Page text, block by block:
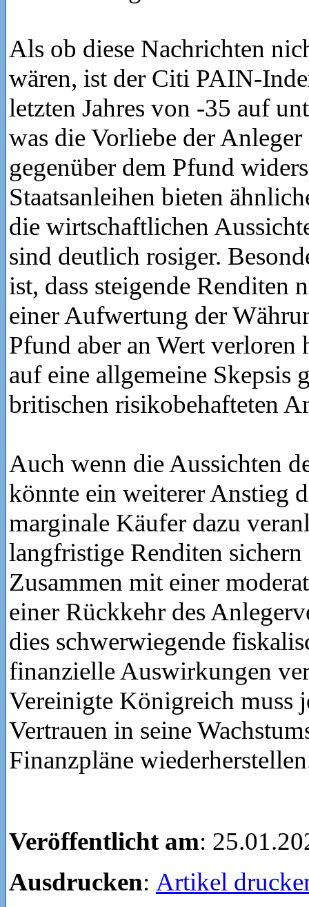
Als ob diese Nachrichten
wären, ist der Citi PAIN-
letzten Jahres von -35 auf
was die Vorliebe der
gegenüber dem Pfund
Staatsanleihen bieten
die wirtschaftlichen
sind deutlich rosiger.
ist, dass steigende Renditen
einer Aufwertung der
Pfund aber an Wert verloren
auf eine allgemeine Skepsis
britischen risikobehafteten
Auch wenn die Aussichten
könnte ein weiterer Anstieg
marginale Käufer dazu
langfristige Renditen
Zusammen mit einer
einer Rückkehr des
dies schwerwiegende
finanzielle Auswirkungen
Vereinigte Königreich muss
Vertrauen in seine
Finanzpläne
Veröffentlicht am:
Ausdrucken: Artikel